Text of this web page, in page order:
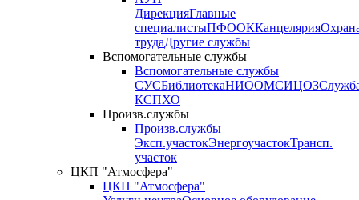
ДирекцияГлавные
специалистыПФООККанцелярия
трудаДругие службы
Вспомогательные службы
Вспомогательные службы
СУСБиблиотекаНИООМСИЦОЗ
КСПХО
Произв.службы
Произв.службы
Эксп.участокЭнергоучастокТрансп.
участок
ЦКП "Атмосфера"
ЦКП "Атмосфера"